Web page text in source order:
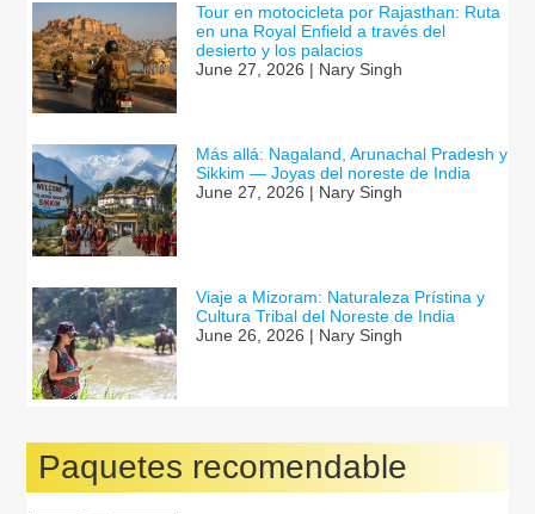
Tour en motocicleta por Rajasthan: Ruta
en una Royal Enfield a través del
desierto y los palacios
June 27, 2026 | Nary Singh
Más allá: Nagaland, Arunachal Pradesh y
Sikkim — Joyas del noreste de India
June 27, 2026 | Nary Singh
Viaje a Mizoram: Naturaleza Prístina y
Cultura Tribal del Noreste de India
June 26, 2026 | Nary Singh
Paquetes recomendable